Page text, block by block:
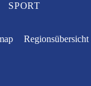
SPORT
Regionsübersicht